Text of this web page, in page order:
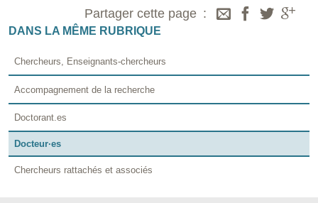
Partager cette page
DANS LA MÊME RUBRIQUE
Chercheurs, Enseignants-chercheurs
Accompagnement de la recherche
Doctorant.es
Docteur·es
Chercheurs rattachés et associés